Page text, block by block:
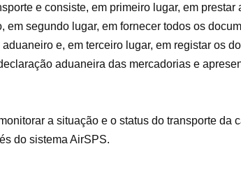
e consiste, em primeiro lugar, em
em segundo lugar, em fornecer todos os
e, em terceiro lugar, em registar os
aduaneira das mercadorias e
a situação e o status do transporte da
do sistema AirSPS.